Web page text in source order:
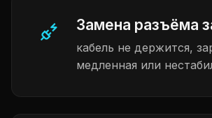
Замена разъёма
кабель не держится,
медленная или